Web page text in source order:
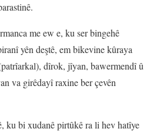
me ew e, ku ser bingehê
yên deştê, em bikevine kûraya
dîrok, jîyan, bawermendî û
va girêdayî raxine ber çevên
ku bi xudanê pirtûkê ra li hev hatîye